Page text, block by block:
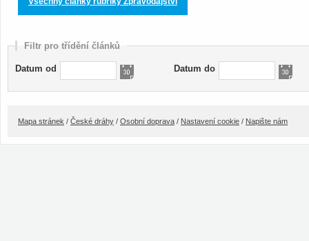
Filtr pro třídění článků
Datum od Datum do
Mapa stránek / České dráhy / Osobní doprava / Nastavení cookie / Napište nám